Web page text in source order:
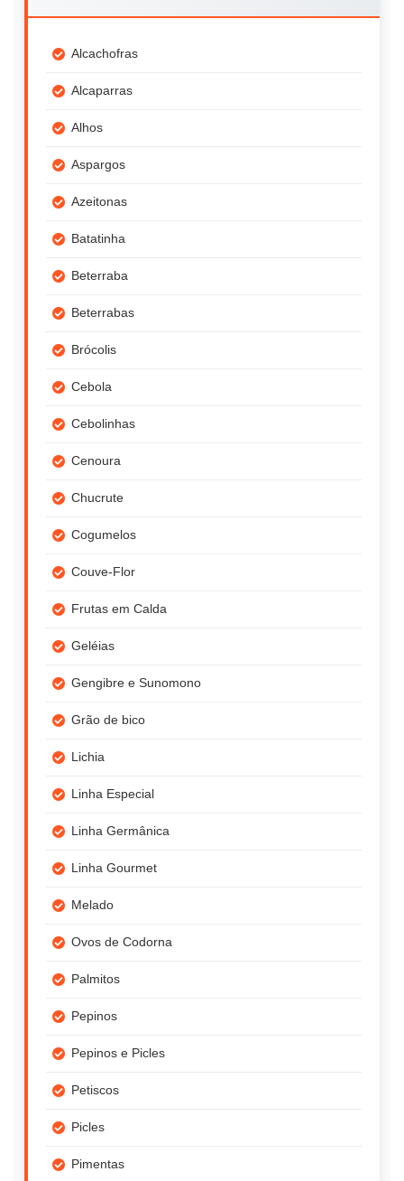
Alcachofras
Alcaparras
Alhos
Aspargos
Azeitonas
Batatinha
Beterraba
Beterrabas
Brócolis
Cebola
Cebolinhas
Cenoura
Chucrute
Cogumelos
Couve-Flor
Frutas em Calda
Geléias
Gengibre e Sunomono
Grão de bico
Lichia
Linha Especial
Linha Germânica
Linha Gourmet
Melado
Ovos de Codorna
Palmitos
Pepinos
Pepinos e Picles
Petiscos
Picles
Pimentas